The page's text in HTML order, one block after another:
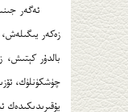
ئەگەر
زەكەر
بالدۇر كېتىش،
چۈشكۈنلۈك،
يۇقىرىدىكىدەك